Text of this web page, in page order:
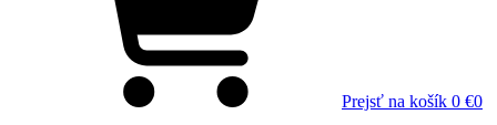
Prejsť na košík 0 €0